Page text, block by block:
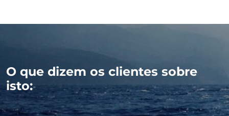
O que dizem os clientes sobre
isto: